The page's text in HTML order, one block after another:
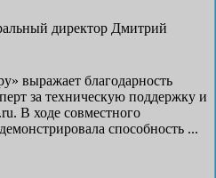
директор Дмитрий
выражает благодарность
за техническую поддержку и
В ходе совместного
способность ...